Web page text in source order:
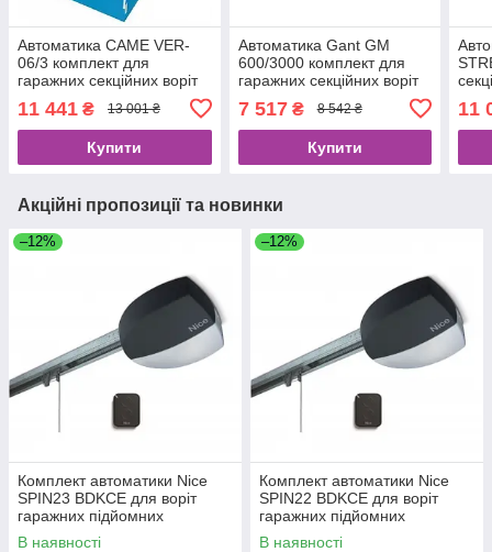
Автоматика CAME VER-
06/3 комплект для
гаражних секційних воріт
11 441 ₴ 13 001 ₴
Купити
Автоматика Gant GM
600/3000 комплект для
гаражних секційних воріт
7 517₴ 8 542 ₴
Купити
11
Акційні пропозиції та новинки
–12%
Комплект автоматики Nice
SPIN23 BDKCE для воріт
гаражних підйомних
секційних
В наявності
–12%
Комплект автоматики Nice
SPIN22 BDKCE для воріт
гаражних підйомних
секційних
В наявності